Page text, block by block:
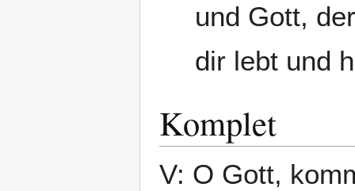
und Gott,
dir lebt und
Komplet
V: O Gott,